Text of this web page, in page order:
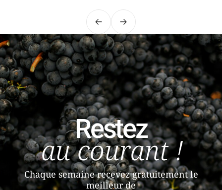
PrécédentSuivant
Restez
au courant !
Chaque semaine recevez gratuitement le
meilleur de